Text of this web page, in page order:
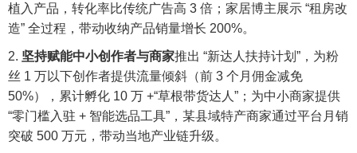
植入产品，转化率比传统广告高 3 倍；家居博主展示 “租房改
造” 全过程，带动收纳产品销量增长 200%。
坚持赋能中小创作者与商家推出 “新达人扶持计划”，为粉
丝 1 万以下创作者提供流量倾斜（前 3 个月佣金减免
50%），累计孵化 10 万 +“草根带货达人”；为中小商家提供
“零门槛入驻 + 智能选品工具”，某县域特产商家通过平台月销
突破 500 万元，带动当地产业链升级。